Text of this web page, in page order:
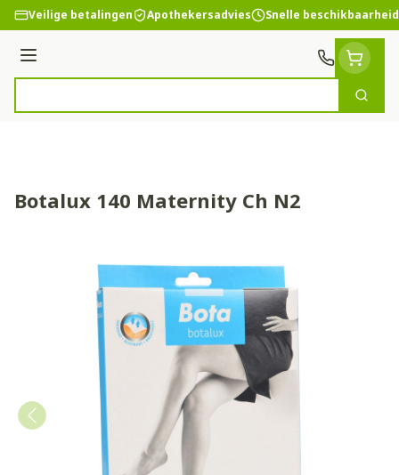
Ga naar de inhoud
Veilige betalingen Apothekersadvies Snelle beschikbaarheid
Menu
Zoek
Botalux 140 Maternity Ch N2